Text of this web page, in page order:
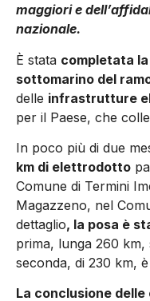
maggiori e
nazionale.
È stata completata
sottomarino del
delle infrastrutture
per il Paese, che
In poco più di due
km di elettrodotto
Comune di Termini
Magazzeno, nel
dettaglio, la posa è
prima, lunga 260
seconda, di 230 km,
La conclusione